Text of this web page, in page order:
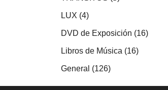
LUX 44
DVD de Exposición 1616
Libros de Música 1616
General 126126